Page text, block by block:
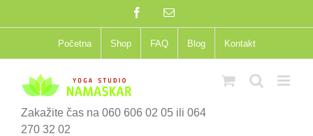
FacebookEmail
Početna Shop FAQ Blog Kontakt
Zakažite čas na 060 606 02 05 ili 064
270 32 02